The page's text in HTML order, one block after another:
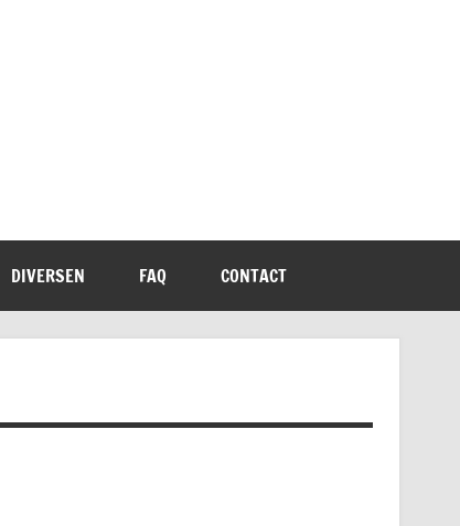
DIVERSEN FAQ CONTACT